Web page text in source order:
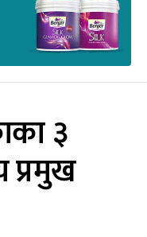
३
प्रमुख